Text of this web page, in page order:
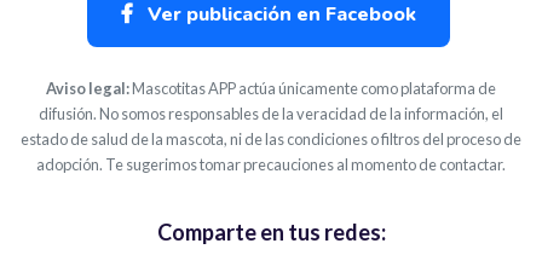
Ver publicación en Facebook
Aviso legal:Mascotitas APP actúa únicamente como plataforma de
difusión. No somos responsables de la veracidad de la información, el
estado de salud de la mascota, ni de las condiciones o filtros del proceso de
adopción. Te sugerimos tomar precauciones al momento de contactar.
Comparte en tus redes: